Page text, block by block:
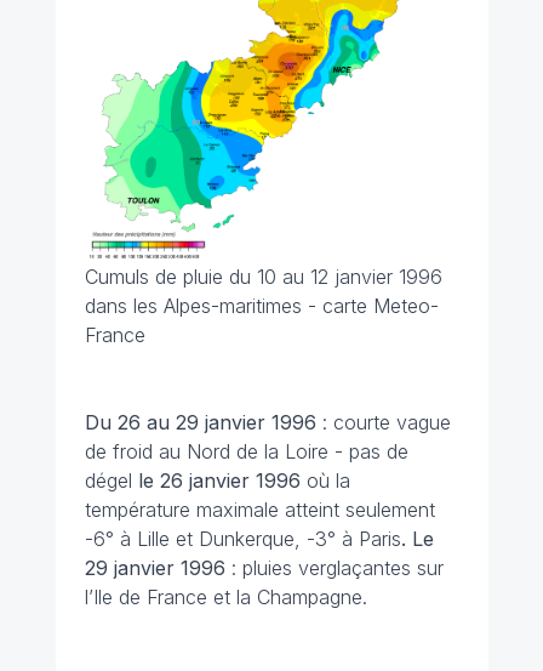
Cumuls de pluie du 10 au 12 janvier 1996
dans les Alpes-maritimes - carte Meteo-
France
Du 26 au 29 janvier 1996 : courte vague
de froid au Nord de la Loire - pas de
dégel le 26 janvier 1996 où la
température maximale atteint seulement
-6° à Lille et Dunkerque, -3° à Paris. Le
29 janvier 1996 : pluies verglaçantes sur
l’Ile de France et la Champagne.